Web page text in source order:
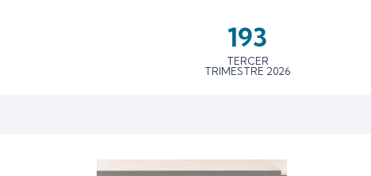
193
TERCER
TRIMESTRE 2026